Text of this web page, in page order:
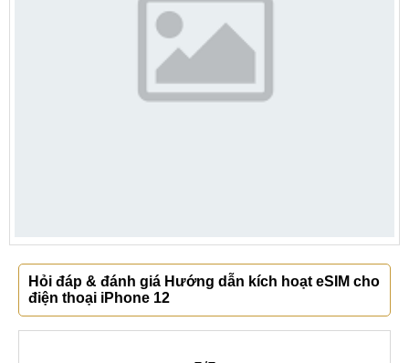
Hỏi đáp & đánh giá Hướng dẫn kích hoạt eSIM cho
điện thoại iPhone 12